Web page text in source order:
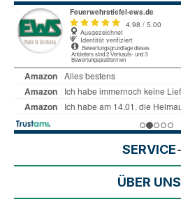
SERVICE
ÜBER UNS